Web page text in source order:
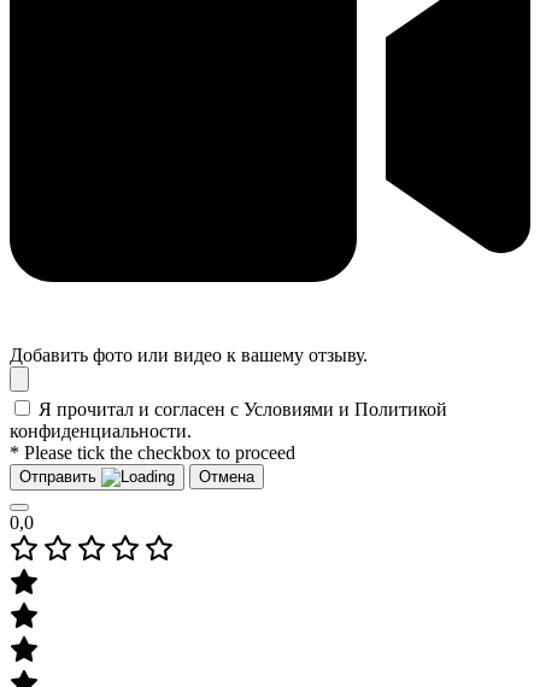
Добавить фото или видео к вашему отзыву.
Я прочитал и согласен с Условиями и Политикой
конфиденциальности.
* Please tick the checkbox to proceed
Отправить Отмена
0,0